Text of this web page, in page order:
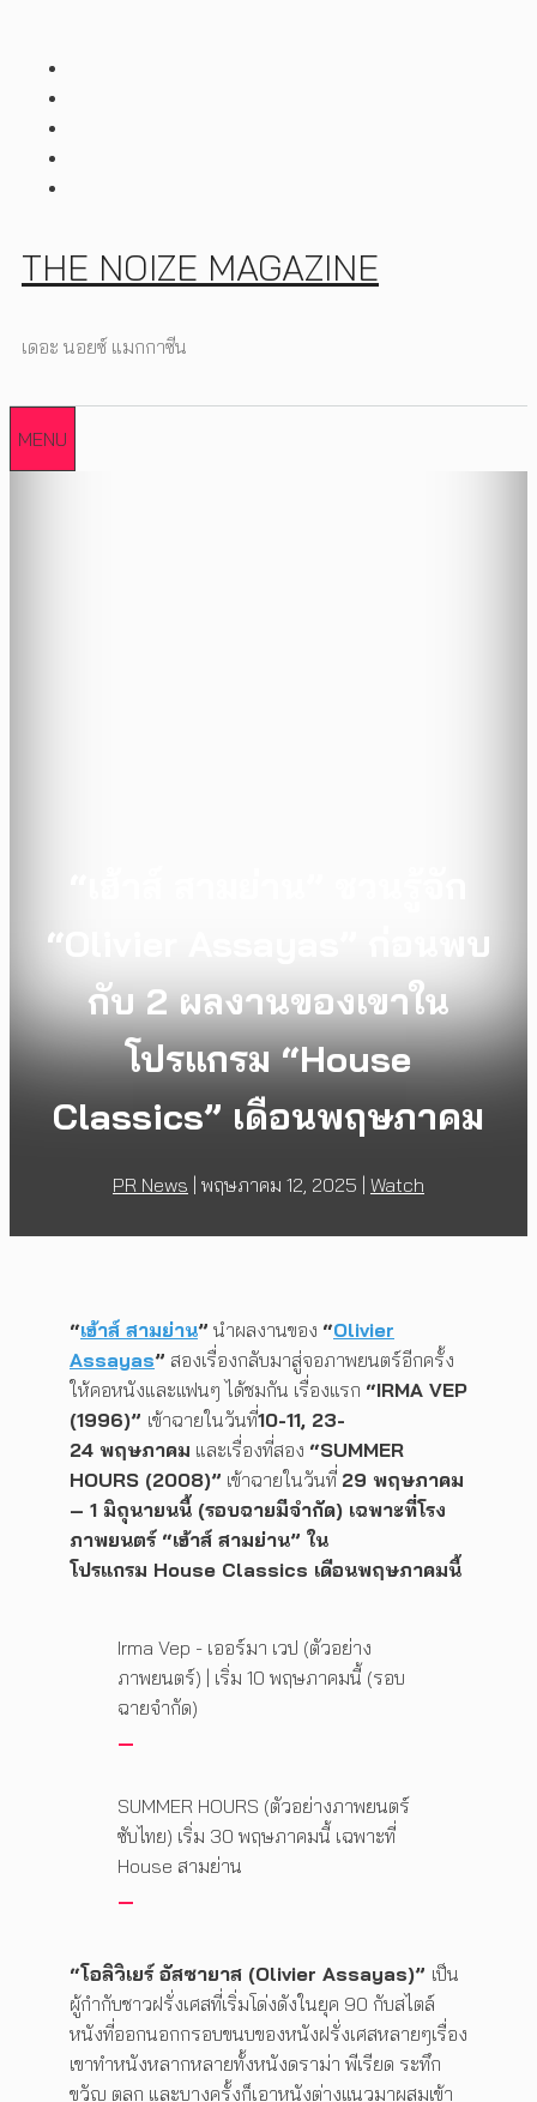
THE NOIZE MAGAZINE
เดอะ นอยซ์ แมกกาซีน
MENU
“Olivier Assayas” ก่อนพบ
กับ 2 ผลงานของเขาใน
โปรแกรม “House
Classics” เดือนพฤษภาคม
PR News | พฤษภาคม 12, 2025 | Watch
“เฮ้าส์ สามย่าน” นำผลงานของ “Olivier
Assayas” สองเรื่องกลับมาสู่จอภาพยนตร์อีกครั้ง
ให้คอหนังและแฟนๆ ได้ชมกัน เรื่องแรก “IRMA VEP
(1996)” เข้าฉายในวันที่10-11, 23-
24 พฤษภาคม และเรื่องที่สอง “SUMMER
HOURS (2008)” เข้าฉายในวันที่ 29 พฤษภาคม
– 1 มิถุนายนนี้ (รอบฉายมีจำกัด) เฉพาะที่โรง
ภาพยนตร์ “เฮ้าส์ สามย่าน” ใน
โปรแกรม House Classics เดือนพฤษภาคมนี้
Irma Vep - เออร์มา เวป (ตัวอย่าง
ภาพยนตร์)​ | เริ่ม 10 พฤษภาคมนี้ (รอบ
ฉายจำกัด)
SUMMER HOURS (ตัวอย่างภาพยนตร์
ซับไทย)​ เริ่ม 30 พฤษภาคมนี้ เฉพาะที่
House สามย่าน
“โอลิวิเยร์ อัสซายาส (Olivier Assayas)” เป็น
ผู้กำกับชาวฝรั่งเศสที่เริ่มโด่งดังในยุค 90 กับสไตล์
หนังที่ออกนอกกรอบขนบของหนังฝรั่งเศสหลายๆเรื่อง
เขาทำหนังหลากหลายทั้งหนังดราม่า พีเรียด ระทึก
ขวัญ ตลก และบางครั้งก็เอาหนังต่างแนวมาผสมเข้า